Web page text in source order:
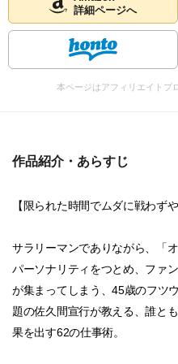
詳細ページへ
本ページはアフィリエイトプ
作品紹介・あらすじ
【限られた時間でムダに戦わず
サラリーマンでありながら、「
パーソナリティをつとめ、ファ
が集まってしまう、45歳のフツ
題の佐久間宣行が教える、誰と
果を出す62の仕事術。